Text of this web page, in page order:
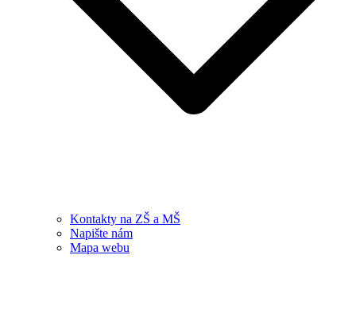
Kontakty na ZŠ a MŠ
Napište nám
Mapa webu